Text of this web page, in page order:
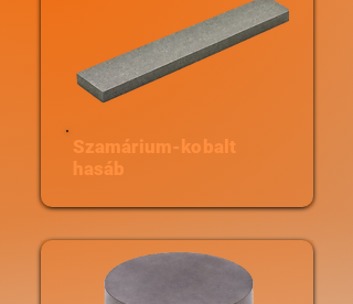
Szamárium-kobalt
hasáb